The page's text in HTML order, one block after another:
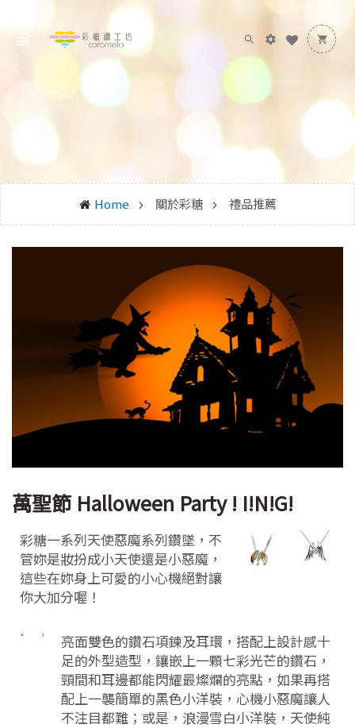
Home 關於彩糖 禮品推薦
萬聖節 Halloween Party ! I!N!G!
彩糖一系列天使惡魔系列鑽墜，不
管妳是妝扮成小天使還是小惡魔，
這些在妳身上可愛的小心機絕對讓
你大加分喔！
亮面雙色的鑽石項鍊及耳環，搭配上設計感十
足的外型造型，鑲嵌上一顆七彩光芒的鑽石，
頸間和耳邊都能閃耀最燦爛的亮點，如果再搭
配上一襲簡單的黑色小洋裝，心機小惡魔讓人
不注目都難；或是，浪漫雪白小洋裝，天使純